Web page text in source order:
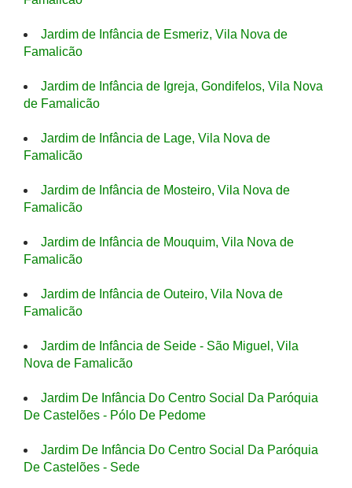
Jardim de Infância de Esmeriz, Vila Nova de
Famalicão
Jardim de Infância de Igreja, Gondifelos, Vila Nova
de Famalicão
Jardim de Infância de Lage, Vila Nova de
Famalicão
Jardim de Infância de Mosteiro, Vila Nova de
Famalicão
Jardim de Infância de Mouquim, Vila Nova de
Famalicão
Jardim de Infância de Outeiro, Vila Nova de
Famalicão
Jardim de Infância de Seide - São Miguel, Vila
Nova de Famalicão
Jardim De Infância Do Centro Social Da Paróquia
De Castelões - Pólo De Pedome
Jardim De Infância Do Centro Social Da Paróquia
De Castelões - Sede